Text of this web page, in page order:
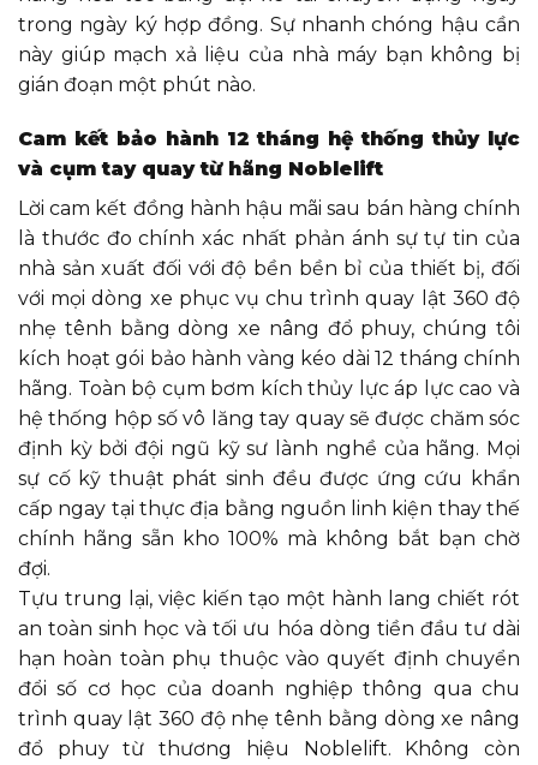
trong ngày ký hợp đồng. Sự nhanh chóng hậu cần
này giúp mạch xả liệu của nhà máy bạn không bị
gián đoạn một phút nào.
Cam kết bảo hành 12 tháng hệ thống thủy lực
và cụm tay quay từ hãng Noblelift
Lời cam kết đồng hành hậu mãi sau bán hàng chính
là thước đo chính xác nhất phản ánh sự tự tin của
nhà sản xuất đối với độ bền bền bỉ của thiết bị, đối
với mọi dòng xe phục vụ chu trình quay lật 360 độ
nhẹ tênh bằng dòng xe nâng đổ phuy, chúng tôi
kích hoạt gói bảo hành vàng kéo dài 12 tháng chính
hãng. Toàn bộ cụm bơm kích thủy lực áp lực cao và
hệ thống hộp số vô lăng tay quay sẽ được chăm sóc
định kỳ bởi đội ngũ kỹ sư lành nghề của hãng. Mọi
sự cố kỹ thuật phát sinh đều được ứng cứu khẩn
cấp ngay tại thực địa bằng nguồn linh kiện thay thế
chính hãng sẵn kho 100% mà không bắt bạn chờ
đợi.
Tựu trung lại, việc kiến tạo một hành lang chiết rót
an toàn sinh học và tối ưu hóa dòng tiền đầu tư dài
hạn hoàn toàn phụ thuộc vào quyết định chuyển
đổi số cơ học của doanh nghiệp thông qua chu
trình quay lật 360 độ nhẹ tênh bằng dòng xe nâng
đổ phuy từ thương hiệu Noblelift. Không còn